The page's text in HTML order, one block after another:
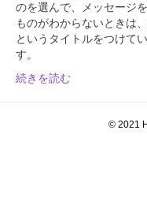
のを選んで、メッセージ
ものがわからないときは
というタイトルをつけて
す。
続きを読む
© 2021